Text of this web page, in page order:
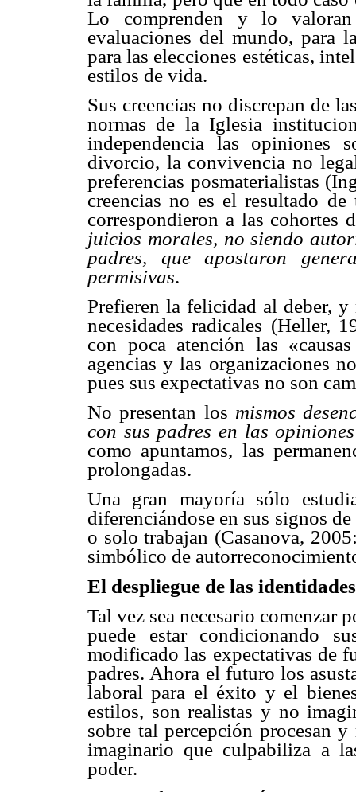
Lo comprenden y lo
evaluaciones del mundo, para
para las elecciones estéticas,
estilos de vida.
Sus creencias no discrepan de
normas de la Iglesia
independencia las opiniones
divorcio, la convivencia no
preferencias posmaterialistas
creencias no es el resultado de
correspondieron a las cohortes
juicios morales, no siendo
padres, que apostaron
permisivas.
Prefieren la felicidad al deber,
necesidades radicales (Heller,
con poca atención las
agencias y las organizaciones
pues sus expectativas no son
No presentan los mismos
con sus padres en las
como apuntamos, las
prolongadas.
Una gran mayoría sólo
diferenciándose en sus signos
o solo trabajan (Casanova,
simbólico de
El despliegue de las
Tal vez sea necesario comenzar
puede estar condicionando
modificado las expectativas de
padres. Ahora el futuro los
laboral para el éxito y el
estilos, son realistas y no
sobre tal percepción procesan
imaginario que culpabiliza a
poder.